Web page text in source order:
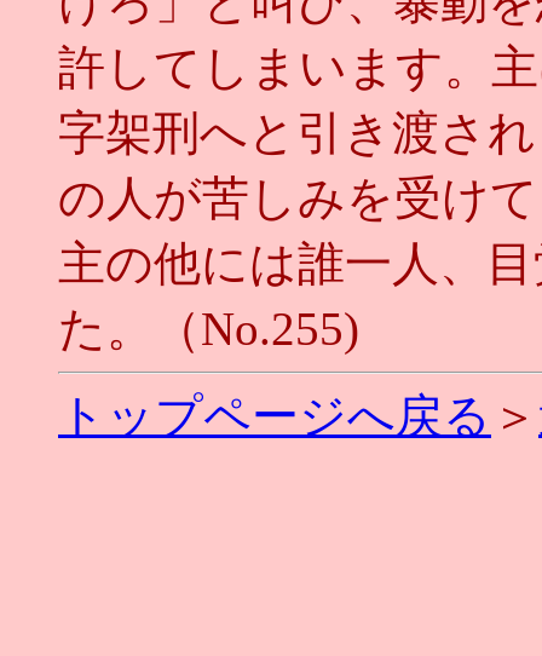
許してしまいます。
字架刑へと引き渡さ
の人が苦しみを受け
主の他には誰一人、
た。（No.255)
トップページへ戻る ＞